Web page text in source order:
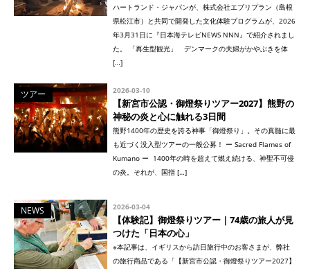
ハートランド・ジャパンが、株式会社エブリプラン（島根
県松江市）と共同で開発した文化体験プログラムが、2026
年3月31日に『日本海テレビNEWS NNN』で紹介されまし
た。 「再生型観光」 デンマークの夫婦がかやぶきを体
[…]
ツアー 2026-03-10
【新宮市公認・御燈祭りツアー2027】熊野の
神秘の炎と心に触れる3日間
熊野1400年の歴史を誇る神事「御燈祭り」。その真髄に最
も近づく没入型ツアーの一般公募！ ー Sacred Flames of
Kumano ー 1400年の時を超えて燃え続ける、神聖不可侵
の炎。それが、国指 […]
NEWS 2026-03-04
【体験記】御燈祭りツアー｜74歳の旅人が見
つけた「日本の心」
※本記事は、イギリスから訪日旅行中のお客さまが、弊社
の旅行商品である「【新宮市公認・御燈祭りツアー2027】